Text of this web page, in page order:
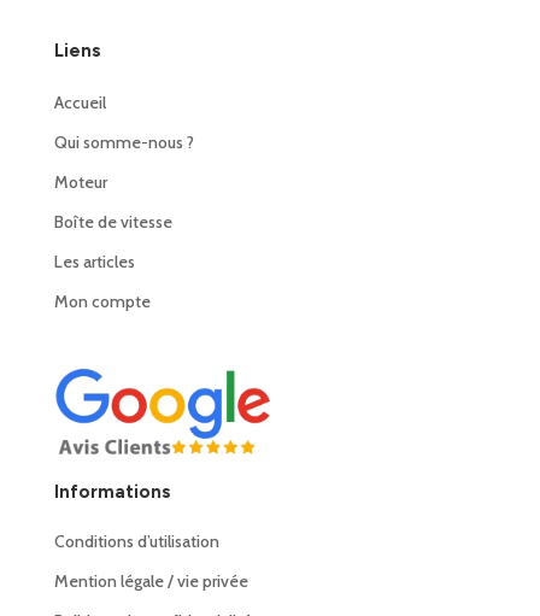
Liens
Accueil
Qui somme-nous ?
Moteur
Boîte de vitesse
Les articles
Mon compte
Informations
Conditions d’utilisation
Mention légale / vie privée